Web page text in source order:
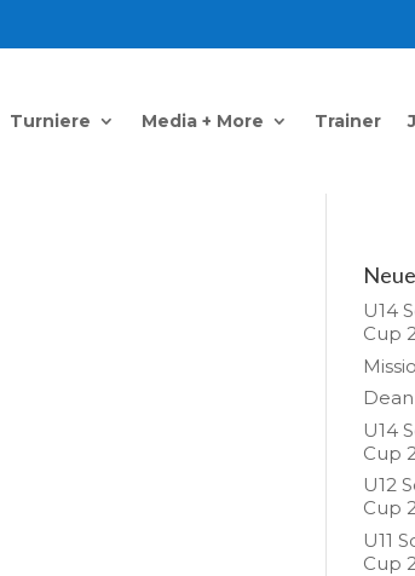
Turniere Media + More Trainer
U14
Cup
U14
Cup
U12
Cup
U11
Cup